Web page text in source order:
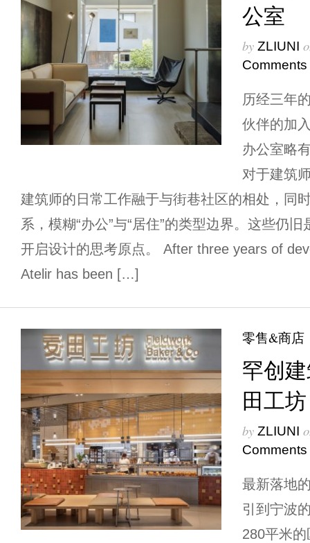
公室
by ZLIUNI
Comments
历经三年
伙伴的加
办公室略
对于建筑
建筑师的日常工作融于与街巷社区的相处，同
系，模糊“办公”与“居住”的类型边界。这些仍
开启设计的思考原点。 After three years of
Atelir has been […]
零售&商店
罕创
田工坊
by ZLIUNI
Comments
最新落地
引到宁波
280平米